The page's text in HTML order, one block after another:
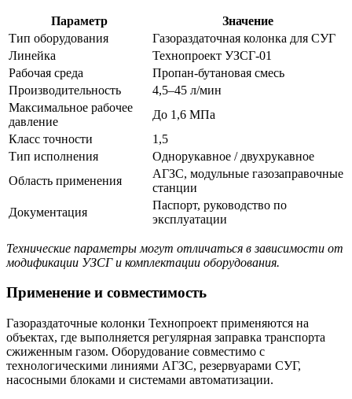
Параметр
Значение
Тип оборудования
Газораздаточная колонка для СУГ
Линейка
Технопроект УЗСГ-01
Рабочая среда
Пропан-бутановая смесь
Производительность
4,5–45 л/мин
Максимальное рабочее
давление
До 1,6 МПа
Класс точности
1,5
Тип исполнения
Однорукавное / двухрукавное
Область применения
АГЗС, модульные газозаправочные
станции
Документация
Паспорт, руководство по
эксплуатации
Технические параметры могут отличаться в зависимости от
модификации УЗСГ и комплектации оборудования.
Применение и совместимость
Газораздаточные колонки Технопроект применяются на
объектах, где выполняется регулярная заправка транспорта
сжиженным газом. Оборудование совместимо с
технологическими линиями АГЗС, резервуарами СУГ,
насосными блоками и системами автоматизации.